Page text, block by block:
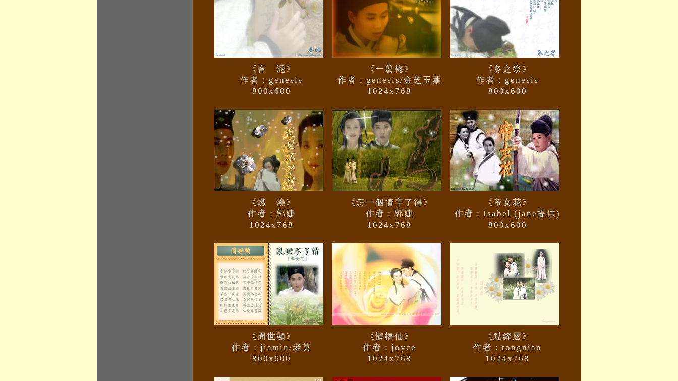
《春 泥》
作者：genesis
800x600
《一翦梅》
作者：genesis/金芝玉葉
1024x768
《冬之祭》
作者：genesis
800x600
《燃 燒》
作者：郭婕
1024x768
《怎一個情字了得》
作者：郭婕
1024x768
《帝女花》
作者：Isabel (jane提供)
800x600
《周世顯》
作者：jiamin/老莫
800x600
《鵲橋仙》
作者：joyce
1024x768
《點絳唇》
作者：tongnian
1024x768